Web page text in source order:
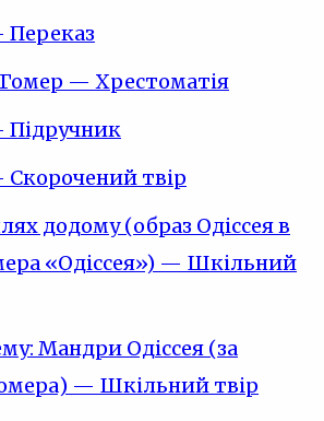
Переказ
Гомер — Хрестоматія
Підручник
Скорочений твір
додому (образ Одіссея в
«Одіссея») — Шкільний
Мандри Одіссея (за
— Шкільний твір